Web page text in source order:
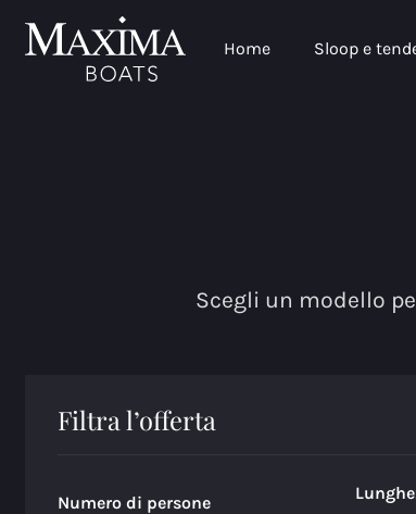
Home Sloop e
Scegli un modello
Filtra l’offerta
Numero di persone